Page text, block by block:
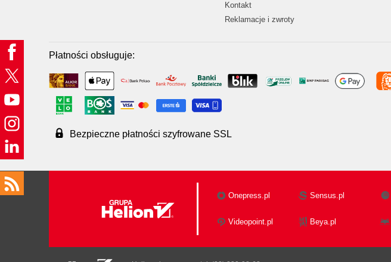
Kontakt
Reklamacje i zwroty
Płatności obsługuje:
Bezpieczne płatności szyfrowane SSL
Onepress.pl Sensus.pl
Videopoint.pl Beya.pl